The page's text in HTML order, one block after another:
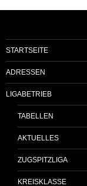
STARTSEITE
ADRESSEN
LIGABETRIEB
TABELLEN
AKTUELLES
ZUGSPITZLIGA
KREISKLASSE